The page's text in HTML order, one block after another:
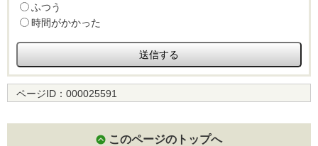
ふつう
時間がかかった
ページID： 000025591
このページのトップへ